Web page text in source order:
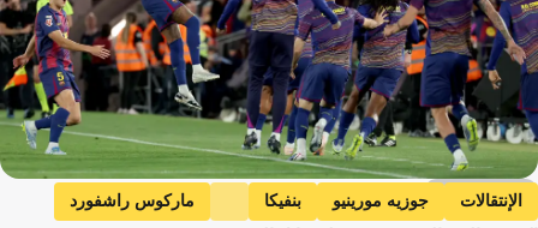
Getty Images
الإنتقالات جوزيه مورينيو بنفيكا
ماركوس راشفورد